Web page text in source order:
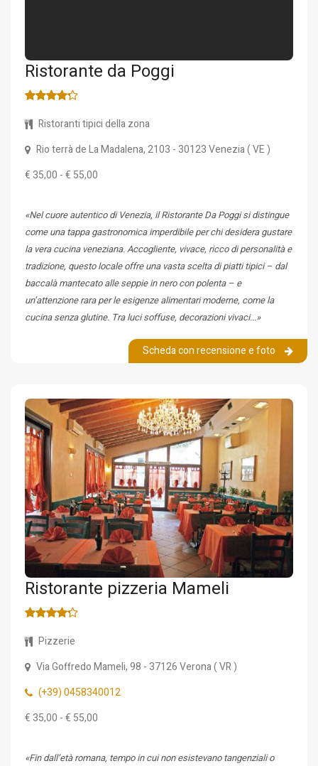
Ristorante da Poggi
Ristoranti tipici della zona
Rio terrà de La Madalena, 2103 - 30123Venezia(VE)
€ 35,00 - € 55,00
«Nel cuore autentico di Venezia, il Ristorante Da Poggi si distingue
come una tappa gastronomica imperdibile per chi desidera gustare
la vera cucina veneziana. Accogliente, vivace, ricco di personalità e
tradizione, questo locale offre una vasta scelta di piatti tipici – dal
baccalà mantecato alle seppie in nero con polenta – e
un’attenzione rara per le esigenze alimentari moderne, come la
cucina senza glutine. Tra luci soffuse, decorazioni vivaci...»
Scheda con recensione e foto
Ristorante pizzeria Mameli
Pizzerie
Via Goffredo Mameli, 98 - 37126Verona(VR)
(+39) 0458340012
€ 35,00 - € 55,00
«Fin dall’età romana, tempo in cui non esistevano tangenziali o